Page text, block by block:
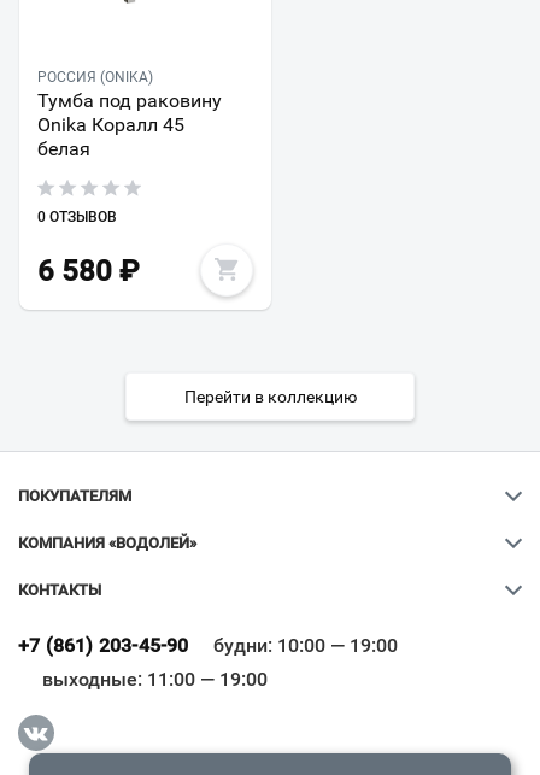
РОССИЯ (ONIKA)
Тумба под раковину
Onika Коралл 45
белая
0 ОТЗЫВОВ
6 580 ₽
Перейти в коллекцию
ПОКУПАТЕЛЯМ
КОМПАНИЯ «ВОДОЛЕЙ»
КОНТАКТЫ
+7 (861) 203-45-90
будни: 10:00 — 19:00
выходные: 11:00 — 19:00
Всё верно